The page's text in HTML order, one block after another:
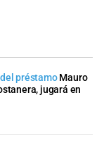
préstamo Mauro
jugará en